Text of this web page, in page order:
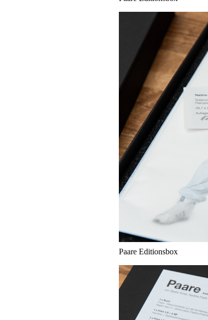
Paare Editionsbox